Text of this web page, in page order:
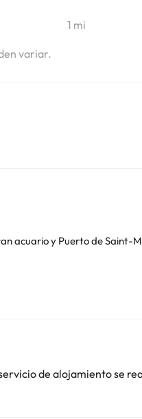
1 mi
variar.
Además, este hotel se encuentra a
de alojamiento se